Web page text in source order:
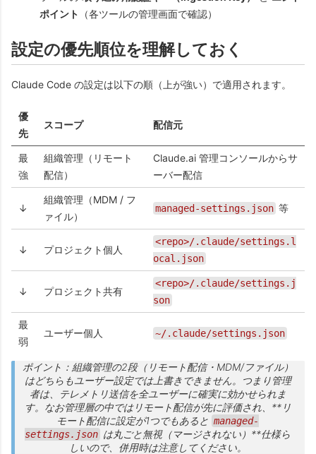
ポイント
（各ツールの管理画面で確認）
設定の優先順位を理解しておく
Claude Code の設定は以下の順（上が強い）で適用されます。
優
先
スコープ 配信元
最
強
組織管理（リモート
配信）
Claude.ai 管理コンソールからサ
ーバー配信
↓
組織管理（MDM / フ
ァイル）
managed-settings.json 等
↓ プロジェクト個人
<repo>/.claude/settings.l
ocal.json
↓ プロジェクト共有
<repo>/.claude/settings.j
son
最
弱
ユーザー個人 ~/.claude/settings.json
ポイント ：組織管理の2段（リモート配信・MDM/ファイル）
はどちらもユーザー設定では上書きできません。つまり管理
者は、テレメトリ送信を全ユーザーに確実に効かせられま
す。なお管理層の中ではリモート配信が先に評価され、**リ
モート配信に設定が1つでもあると managed-
settings.json は丸ごと無視（マージされない）**仕様ら
しいので、併用時は注意してください。